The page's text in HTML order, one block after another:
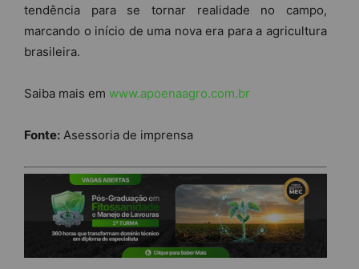
tendência para se tornar realidade no campo,
marcando o início de uma nova era para a agricultura
brasileira.
Saiba mais em www.apoenaagro.com.br
Fonte: Asessoria de imprensa